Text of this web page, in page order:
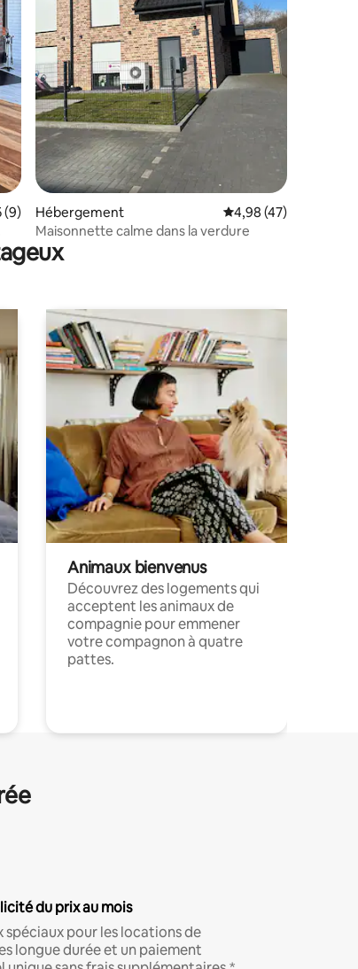
: 5 sur 5
moyenne sur la base de 9 commentaires : 5 sur 5
(9)
Hébergement Évaluation moyenne
4,98 (47)
Maisonnette calme dans la verdure
Animaux bienvenus
Découvrez des logements qui
acceptent les animaux de
compagnie pour emmener
votre compagnon à quatre
pattes.
du prix au mois
spéciaux pour les locations de
longue durée et un paiement